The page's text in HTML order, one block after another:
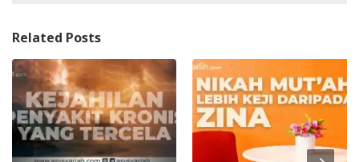
Related Posts